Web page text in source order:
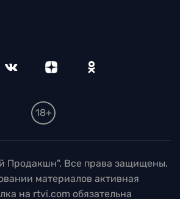
18+
Продакшн". Все права защищены.
материалов активная
на rtvi.com обязательна